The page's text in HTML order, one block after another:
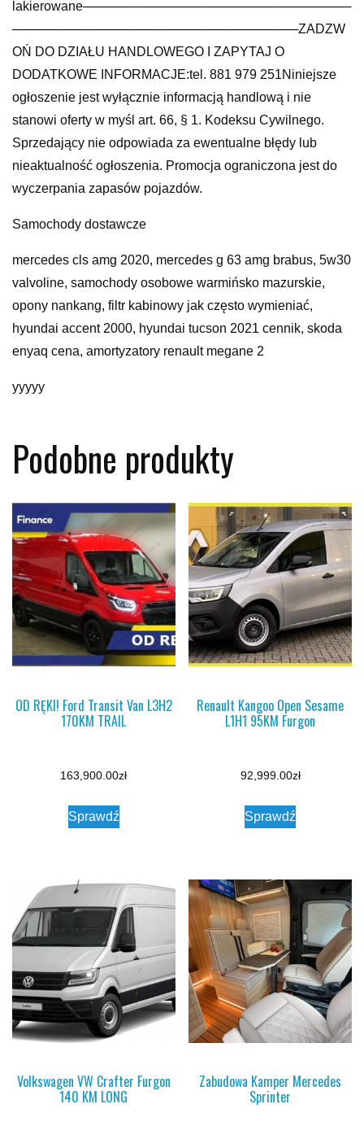
lakierowane──────────────────────────────
────────────────────────────────ZADZW
OŃ DO DZIAŁU HANDLOWEGO I ZAPYTAJ O
DODATKOWE INFORMACJE:tel. 881 979 251Niniejsze
ogłoszenie jest wyłącznie informacją handlową i nie
stanowi oferty w myśl art. 66, § 1. Kodeksu Cywilnego.
Sprzedający nie odpowiada za ewentualne błędy lub
nieaktualność ogłoszenia. Promocja ograniczona jest do
wyczerpania zapasów pojazdów.
Samochody dostawcze
mercedes cls amg 2020, mercedes g 63 amg brabus, 5w30
valvoline, samochody osobowe warmińsko mazurskie,
opony nankang, filtr kabinowy jak często wymieniać,
hyundai accent 2000, hyundai tucson 2021 cennik, skoda
enyaq cena, amortyzatory renault megane 2
yyyyy
Podobne produkty
OD RĘKI! Ford Transit Van L3H2
170KM TRAIL
163,900.00zł
Sprawdź
Renault Kangoo Open Sesame
L1H1 95KM Furgon
92,999.00zł
Sprawdź
Volkswagen VW Crafter Furgon
140 KM LONG
Zabudowa Kamper Mercedes
Sprinter